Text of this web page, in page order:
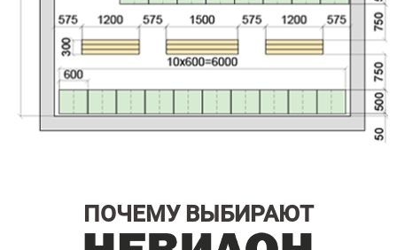
ПОЧЕМУ ВЫБИРАЮТ